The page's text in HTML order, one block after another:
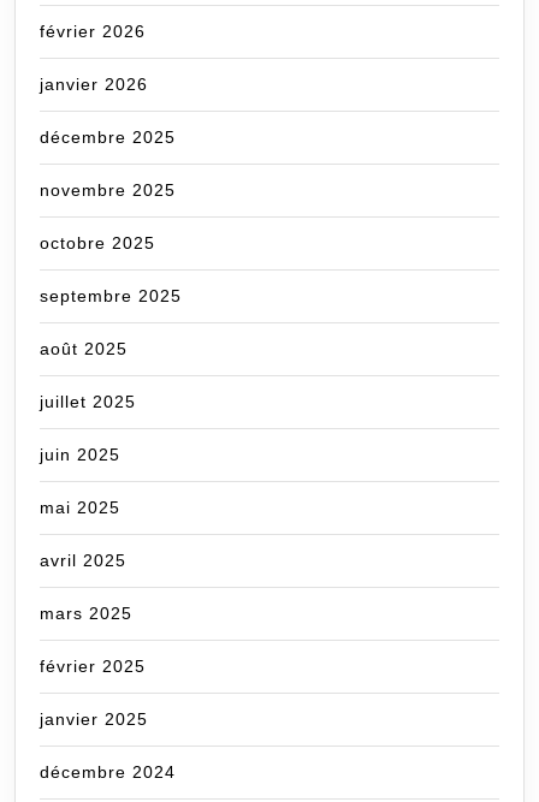
février 2026
janvier 2026
décembre 2025
novembre 2025
octobre 2025
septembre 2025
août 2025
juillet 2025
juin 2025
mai 2025
avril 2025
mars 2025
février 2025
janvier 2025
décembre 2024